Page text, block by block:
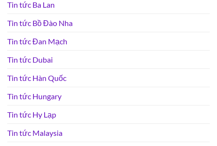
Tin tức Ba Lan
Tin tức Bồ Đào Nha
Tin tức Đan Mạch
Tin tức Dubai
Tin tức Hàn Quốc
Tin tức Hungary
Tin tức Hy Lạp
Tin tức Malaysia